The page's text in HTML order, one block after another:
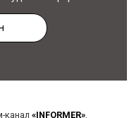
канал «INFORMER»,